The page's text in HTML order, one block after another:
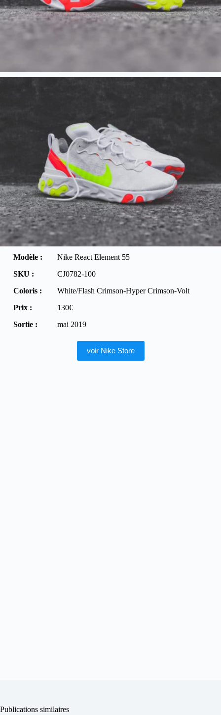
Modèle :
Nike React Element 55
SKU :
CJ0782-100
Coloris :
White/Flash Crimson-Hyper Crimson-Volt
Prix :
130€
Sortie :
mai 2019
voir Nike Store
Publications similaires